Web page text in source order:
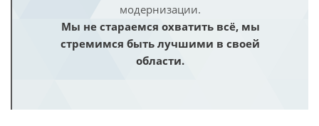
модернизации.
Мы не стараемся охватить всё, мы
стремимся быть лучшими в своей
области.